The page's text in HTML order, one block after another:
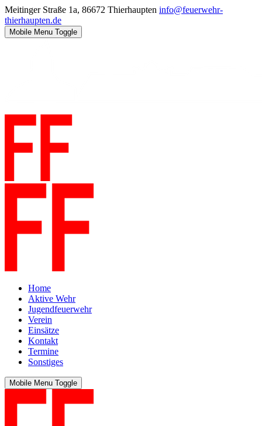
Meitinger Straße 1a, 86672 Thierhaupten info@feuerwehr-
thierhaupten.de
Mobile Menu Toggle
Home
Aktive Wehr
Jugendfeuerwehr
Verein
Einsätze
Kontakt
Termine
Sonstiges
Mobile Menu Toggle